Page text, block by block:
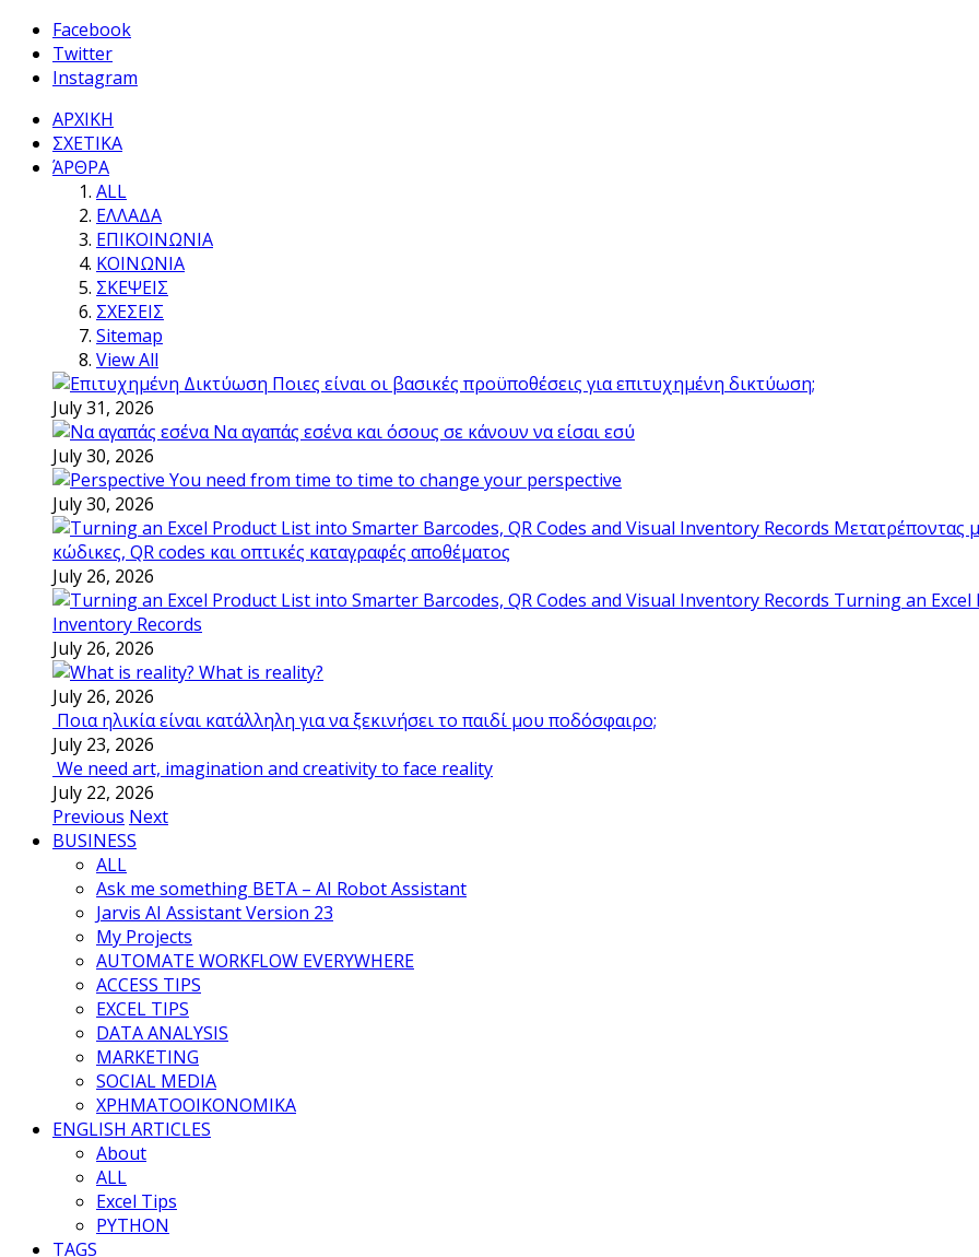
Facebook
Twitter
Instagram
ΑΡΧΙΚΗ
ΣΧΕΤΙΚΑ
ΆΡΘΡΑ
ALL
ΕΛΛΑΔΑ
ΕΠΙΚΟΙΝΩΝΙΑ
ΚΟΙΝΩΝΙΑ
ΣΚΕΨΕΙΣ
ΣΧΕΣΕΙΣ
Sitemap
View All
Ποιες είναι οι βασικές προϋποθέσεις για επιτυχημένη δικτύωση;
July 31, 2026
Να αγαπάς εσένα και όσους σε κάνουν να είσαι εσύ
July 30, 2026
You need from time to time to change your perspective
July 30, 2026
Μετατρέποντας
κώδικες, QR codes και οπτικές καταγραφές αποθέματος
July 26, 2026
Turning an Excel
Inventory Records
July 26, 2026
What is reality?
July 26, 2026
Ποια ηλικία είναι κατάλληλη για να ξεκινήσει το παιδί μου ποδόσφαιρο;
July 23, 2026
We need art, imagination and creativity to face reality
July 22, 2026
Previous Next
BUSINESS
ALL
Ask me something BETA – AI Robot Assistant
Jarvis AI Assistant Version 23
My Projects
AUTOMATE WORKFLOW EVERYWHERE
ACCESS TIPS
EXCEL TIPS
DATA ANALYSIS
MARKETING
SOCIAL MEDIA
ΧΡΗΜΑΤΟΟΙΚΟΝΟΜΙΚΑ
ENGLISH ARTICLES
About
ALL
Excel Tips
PYTHON
TAGS